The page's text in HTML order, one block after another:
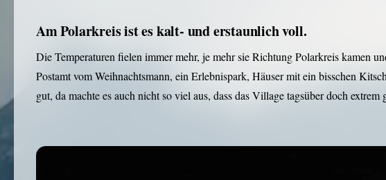
Am Polarkreis ist es kalt- und erstaunlich voll.
Die Temperaturen fielen immer mehr, je mehr sie Richtung Polarkreis kamen
Postamt vom Weihnachtsmann, ein Erlebnispark, Häuser mit ein bisschen
gut, da machte es auch nicht so viel aus, dass das Village tagsüber doch extrem